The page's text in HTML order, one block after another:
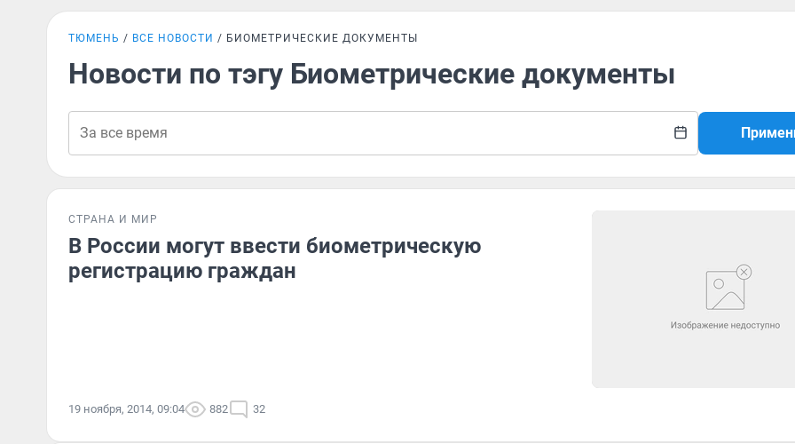
ТЮМЕНЬ ВСЕ НОВОСТИ БИОМЕТРИЧЕСКИЕ ДОКУМЕНТЫ
Новости по тэгу Биометрические документы
СТРАНА И МИР
В России могут ввести биометрическую
регистрацию граждан
19 ноября, 2014, 09:04 882 32